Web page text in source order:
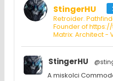
StingerHU
Retroider.
Founder of
Matrix: Architect -
StingerHU
A miskolci